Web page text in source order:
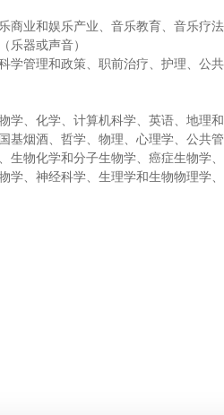
商业和娱乐产业、音乐教育、音乐疗
乐器或声音）
学管理和政策、职前治疗、护理、公
学、化学、计算机科学、英语、地理
基烟酒、哲学、物理、心理学、公共
生物化学和分子生物学、癌症生物学
学、神经科学、生理学和生物物理学